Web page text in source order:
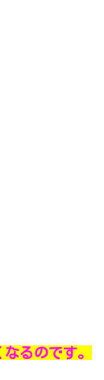
るのです。